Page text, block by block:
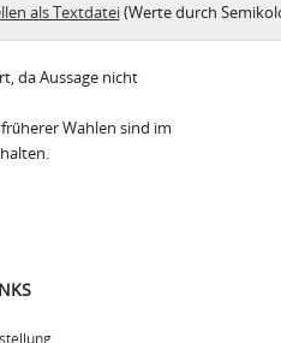
als Textdatei(Werte durch
da Aussage nicht
Wahlen sind im